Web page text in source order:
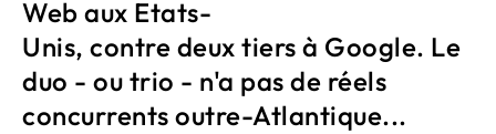
Web aux Etats-
Unis, contre deux tiers à Google. Le
duo - ou trio - n'a pas de réels
concurrents outre-Atlantique...